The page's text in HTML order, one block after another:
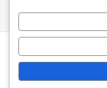
Inicio Blog